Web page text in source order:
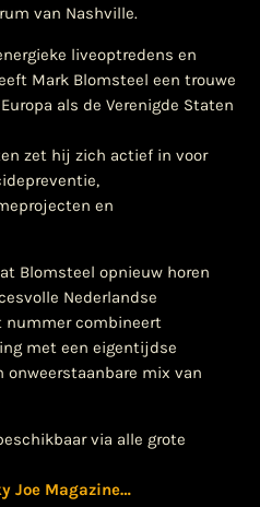
van Nashville.
liveoptredens en
Mark Blomsteel een trouwe
als de Verenigde Staten
zet hij zich actief in voor
en
Blomsteel opnieuw horen
Nederlandse
nummer combineert
met een eigentijdse
onweerstaanbare mix van
via alle grote
Joe Magazine…